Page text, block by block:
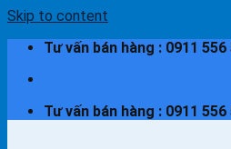
Skip to content
Tư vấn bán hàng : 0911 556
Tư vấn bán hàng : 0911 556